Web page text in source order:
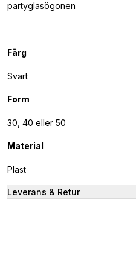
partyglasögonen
Färg
Svart
Form
30, 40 eller 50
Material
Plast
Leverans & Retur